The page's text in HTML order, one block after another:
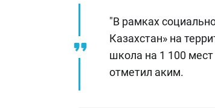
"В рамках
Казахстан» на
школа на 1 100
отметил аким.